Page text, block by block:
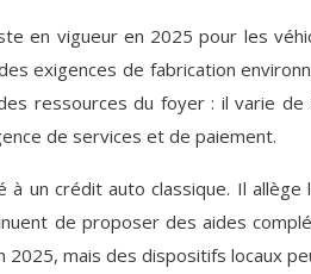
en vigueur en 2025 pour les
exigences de fabrication
ressources du foyer : il varie
de services et de paiement.
à un crédit auto classique. Il
de proposer des aides
2025, mais des dispositifs locaux